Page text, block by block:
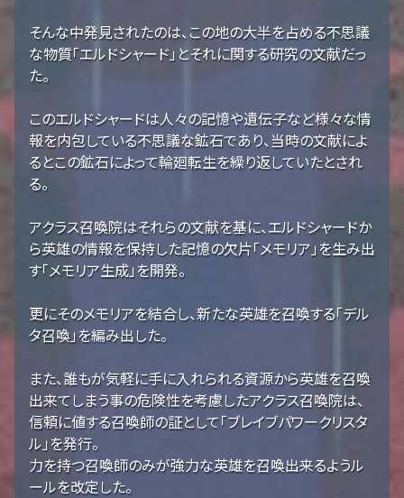
そんな中発見されたのは、この地の大半を占める不思議
な物質「エルドシャード」とそれに関する研究の文献だっ
た。
このエルドシャードは人々の記憶や遺伝子など様々な情
報を内包している不思議な鉱石であり、当時の文献によ
るとこの鉱石によって輪廻転生を繰り返していたとされ
る。
アクラス召喚院はそれらの文献を基に、エルドシャードか
ら英雄の情報を保持した記憶の欠片「メモリア」を生み出
す「メモリア生成」を開発。
更にそのメモリアを結合し、新たな英雄を召喚する「デル
タ召喚」を編み出した。
また、誰もが気軽に手に入れられる資源から英雄を召喚
出来てしまう事の危険性を考慮したアクラス召喚院は、
信頼に値する召喚師の証として「ブレイブパワークリスタ
ル」を発行。
力を持つ召喚師のみが強力な英雄を召喚出来るようル
ールを改定した。